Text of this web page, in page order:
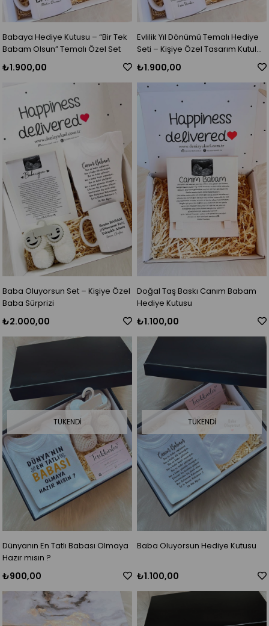
Babaya Hediye Kutusu – “Bir Tek
Babam Olsun” Temalı Özel Set
₺1.900,00
Evlilik Yıl Dönümü Temalı Hediye
Seti – Kişiye Özel Tasarım Kutulu
₺1.900,00
Baba Oluyorsun Set – Kişiye Özel
Baba Sürprizi
₺2.000,00
Doğal Taş Baskı Canım Babam
Hediye Kutusu
₺1.100,00
TÜKENDI
Dünyanın En Tatlı Babası Olmaya
Hazır mısın ?
₺900,00
TÜKENDI
Baba Oluyorsun Hediye Kutusu
₺1.100,00